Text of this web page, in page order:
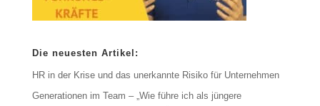
Die neuesten Artikel:
HR in der Krise und das unerkannte Risiko für Unternehmen
Generationen im Team – „Wie führe ich als jüngere